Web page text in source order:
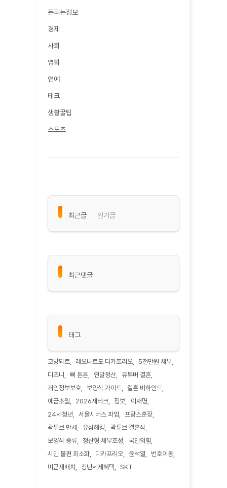
돈되는정보
경제
사회
영화
연예
테크
생활꿀팁
스포츠
최근글 인기글
최근댓글
태그
코망되르 레오나르도 디카프리오
5천만원 채무
디즈니
뼈 튼튼 연말정산
유튜버 결혼
개인정보보호
보양식 가이드
결혼 비하인드
예금초월
2026재테크 정보
이재명
24세청년
서울시버스 파업
프랑스훈장
곽튜브 만세
유심해킹
곽튜브 결혼식
보양식 종류
청산형 채무조정
국민의힘
시민 불편 최소화
디카프리오 윤석열
번호이동
미군재배치
청년세제혜택 SKT